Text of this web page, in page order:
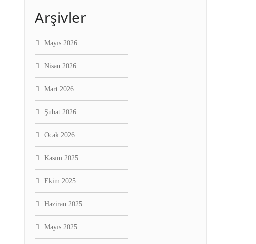
Arşivler
Mayıs 2026
Nisan 2026
Mart 2026
Şubat 2026
Ocak 2026
Kasım 2025
Ekim 2025
Haziran 2025
Mayıs 2025